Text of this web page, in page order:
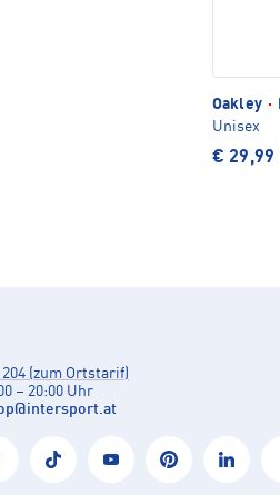
Oakley ·
Unisex
€ 29,99
204 (zum Ortstarif)
– 20:00 Uhr
@intersport.at